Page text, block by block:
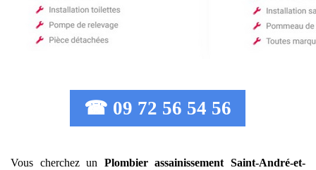
☎ 09 72 56 54 56
Vous cherchez un Plombier assainissement Saint-André-et-